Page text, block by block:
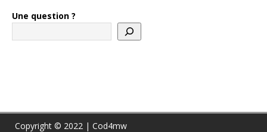
Une question ?
Copyright © 2022 | Cod4mw